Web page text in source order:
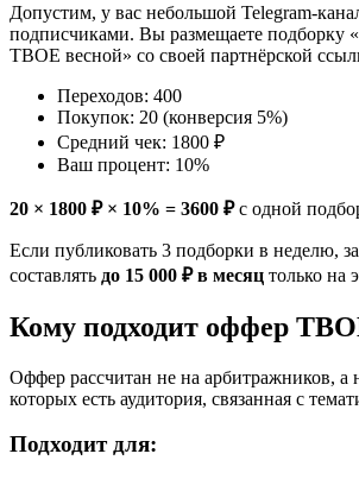
Допустим, у вас небольшой Telegram-
подписчиками. Вы размещаете подборку
ТВОЕ весной» со своей партнёрской
Переходов: 400
Покупок: 20 (конверсия 5%)
Средний чек: 1800 ₽
Ваш процент: 10%
20 × 1800 ₽ × 10% = 3600 ₽с одной
Если публиковать 3 подборки в неделю,
составлять до 15 000 ₽ в месяц только на
Кому подходит оффер
Оффер рассчитан не на арбитражников, а
которых есть аудитория, связанная с
Подходит для: